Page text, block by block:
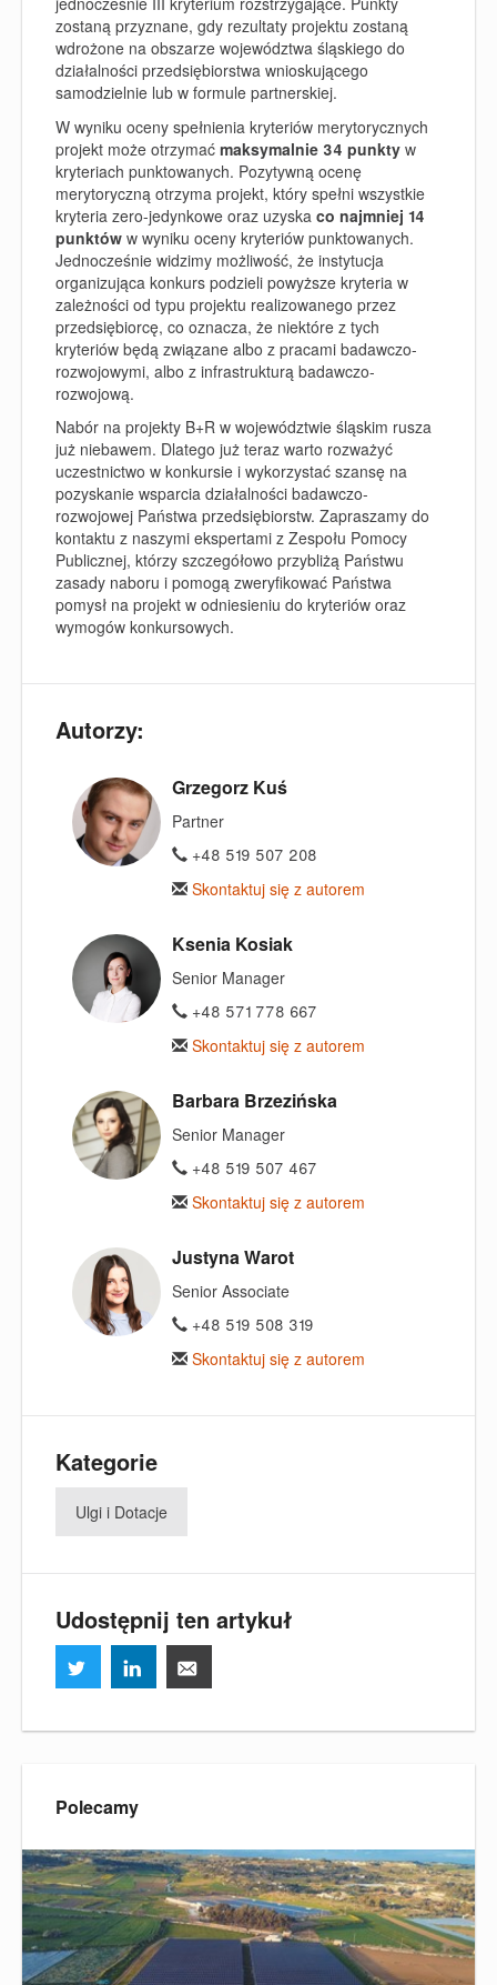
zostaną przyznane, gdy rezultaty projektu zostaną
wdrożone na obszarze województwa śląskiego do
działalności przedsiębiorstwa wnioskującego
samodzielnie lub w formule partnerskiej.
W wyniku oceny spełnienia kryteriów merytorycznych
projekt może otrzymać maksymalnie 34 punkty w
kryteriach punktowanych. Pozytywną ocenę
merytoryczną otrzyma projekt, który spełni wszystkie
kryteria zero-jedynkowe oraz uzyska co najmniej 14
punktów w wyniku oceny kryteriów punktowanych.
Jednocześnie widzimy możliwość, że instytucja
organizująca konkurs podzieli powyższe kryteria w
zależności od typu projektu realizowanego przez
przedsiębiorcę, co oznacza, że niektóre z tych
kryteriów będą związane albo z pracami badawczo-
rozwojowymi, albo z infrastrukturą badawczo-
rozwojową.
Nabór na projekty B+R w województwie śląskim rusza
już niebawem. Dlatego już teraz warto rozważyć
uczestnictwo w konkursie i wykorzystać szansę na
pozyskanie wsparcia działalności badawczo-
rozwojowej Państwa przedsiębiorstw. Zapraszamy do
kontaktu z naszymi ekspertami z Zespołu Pomocy
Publicznej, którzy szczegółowo przybliżą Państwu
zasady naboru i pomogą zweryfikować Państwa
pomysł na projekt w odniesieniu do kryteriów oraz
wymogów konkursowych.
Autorzy:
Grzegorz Kuś
Partner
+48 519 507 208
Skontaktuj się z autorem
Ksenia Kosiak
Senior Manager
+48 571 778 667
Skontaktuj się z autorem
Barbara Brzezińska
Senior Manager
+48 519 507 467
Skontaktuj się z autorem
Justyna Warot
Senior Associate
+48 519 508 319
Skontaktuj się z autorem
Kategorie
Ulgi i Dotacje
Udostępnij ten artykuł
Polecamy